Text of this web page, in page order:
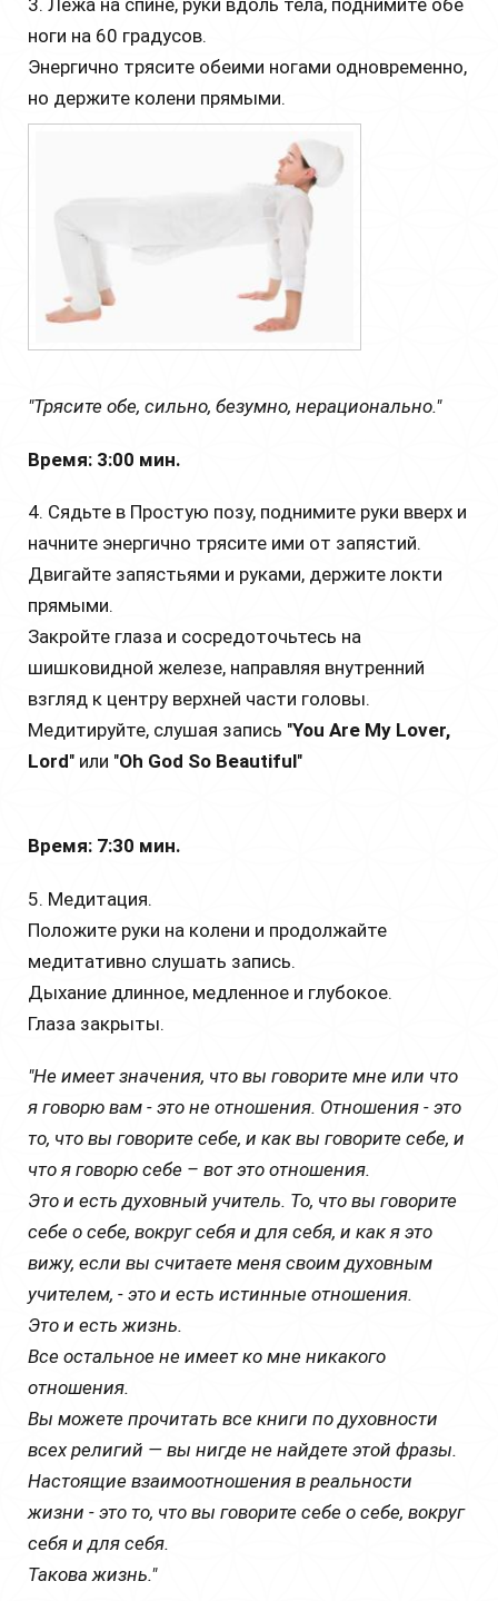
3. Лежа на спине, руки вдоль тела, поднимите обе
ноги на 60 градусов.
Энергично трясите обеими ногами одновременно,
но держите колени прямыми.
"Трясите обе, сильно, безумно, нерационально."
Время: 3:00 мин.
4. Сядьте в Простую позу, поднимите руки вверх и
начните энергично трясите ими от запястий.
Двигайте запястьями и руками, держите локти
прямыми.
Закройте глаза и сосредоточьтесь на
шишковидной железе, направляя внутренний
взгляд к центру верхней части головы.
Медитируйте, слушая запись "You Are My Lover,
Lord" или "Oh God So Beautiful"
Время: 7:30 мин.
5. Медитация.
Положите руки на колени и продолжайте
медитативно слушать запись.
Дыхание длинное, медленное и глубокое.
Глаза закрыты.
"Не имеет значения, что вы говорите мне или что
я говорю вам - это не отношения. Отношения - это
то, что вы говорите себе, и как вы говорите себе, и
что я говорю себе – вот это отношения.
Это и есть духовный учитель. То, что вы говорите
себе о себе, вокруг себя и для себя, и как я это
вижу, если вы считаете меня своим духовным
учителем, - это и есть истинные отношения.
Это и есть жизнь.
Все остальное не имеет ко мне никакого
отношения.
Вы можете прочитать все книги по духовности
всех религий — вы нигде не найдете этой фразы.
Настоящие взаимоотношения в реальности
жизни - это то, что вы говорите себе о себе, вокруг
себя и для себя.
Такова жизнь."